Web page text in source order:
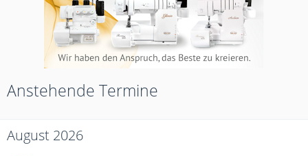
Anstehende Termine
August 2026